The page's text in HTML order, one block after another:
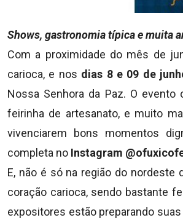
Shows, gastronomia típica e muita
Com a proximidade do mês de
carioca, e nos dias 8 e 09 de
Nossa Senhora da Paz. O
feirinha de artesanato, e muito
vivenciarem bons momentos
completa no Instagram
E, não é só na região do nordeste
coração carioca, sendo bastante
expositores estão preparando